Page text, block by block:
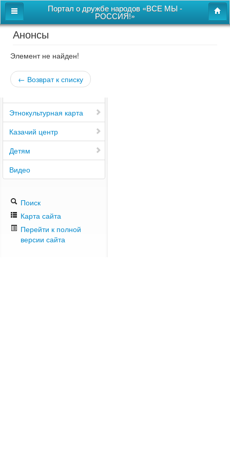
Портал о дружбе народов «ВСЕ МЫ -
РОССИЯ!»
Главная
Дом дружбы народов
Новости
Этнокультурная карта
Казачий центр
Детям
Видео
Поиск
Карта сайта
Перейти к полной
версии сайта
Анонсы
Элемент не найден!
← Возврат к списку